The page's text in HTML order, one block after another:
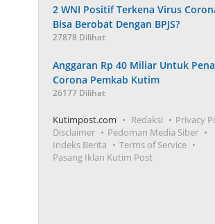
2 WNI Positif Terkena Virus
Bisa Berobat Dengan BPJS?
27878 Dilihat
Anggaran Rp 40 Miliar Untuk
Corona Pemkab Kutim
26177 Dilihat
Kutimpost.com Redaksi
Privacy
Disclaimer
Pedoman Media Siber
Indeks Berita
Terms of Service
Pasang Iklan Kutim Post